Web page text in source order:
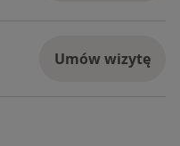
Umów wizytę